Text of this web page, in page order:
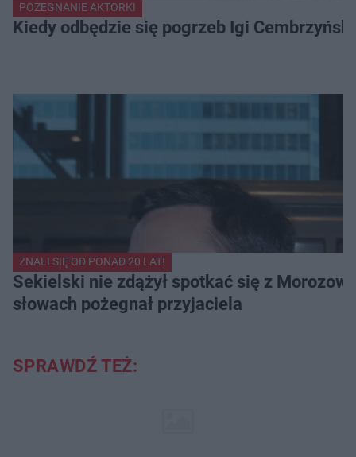
POŻEGNANIE AKTORKI
Kiedy odbędzie się pogrzeb Igi
ZNALI SIĘ OD PONAD 20 LAT!
Sekielski nie zdążył spotkać się z
słowach pożegnał przyjaciela
SPRAWDŹ TEŻ: